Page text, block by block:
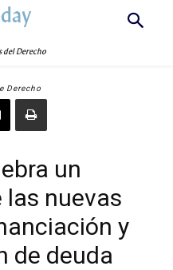
del Derecho
Derecho
un
las nuevas
y
de deuda